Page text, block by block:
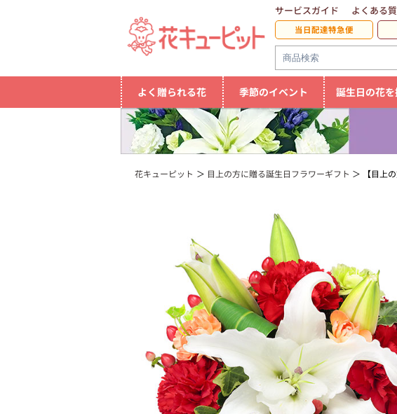
サービスガイド よくある
当日配達特急便
よく贈られる花 季節のイベント 誕生日の花を
花キューピット 目上の方に贈る誕生日フラワーギフト 【目上